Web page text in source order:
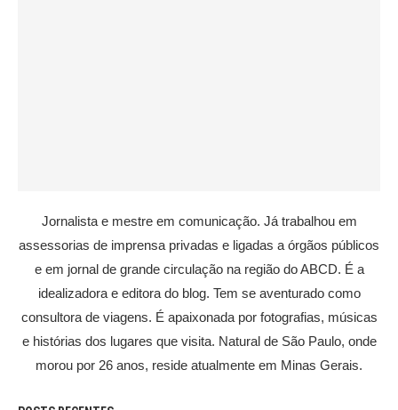
Jornalista e mestre em comunicação. Já trabalhou em
assessorias de imprensa privadas e ligadas a órgãos públicos
e em jornal de grande circulação na região do ABCD. É a
idealizadora e editora do blog. Tem se aventurado como
consultora de viagens. É apaixonada por fotografias, músicas
e histórias dos lugares que visita. Natural de São Paulo, onde
morou por 26 anos, reside atualmente em Minas Gerais.